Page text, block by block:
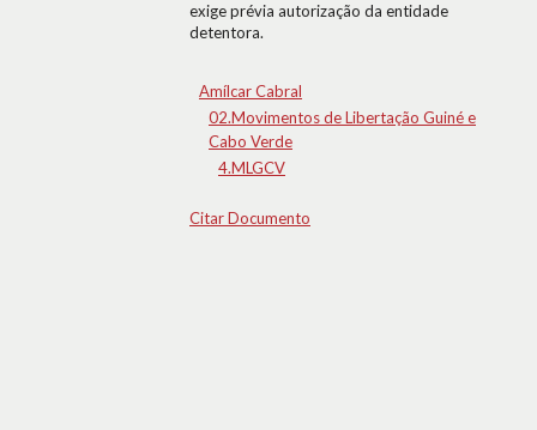
exige prévia autorização da entidade
detentora.
Amílcar Cabral
02.Movimentos de Libertação Guiné e
Cabo Verde
4.MLGCV
Citar Documento